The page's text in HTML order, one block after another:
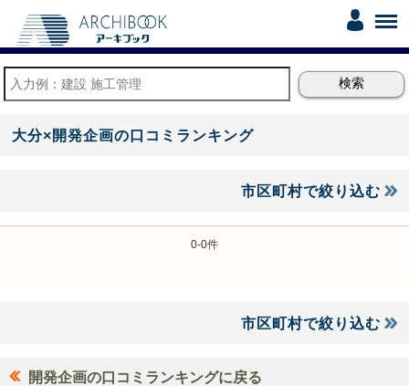
大分×開発企画の口コミランキング
市区町村で絞り込む
0-0件
市区町村で絞り込む
開発企画の口コミランキングに戻る